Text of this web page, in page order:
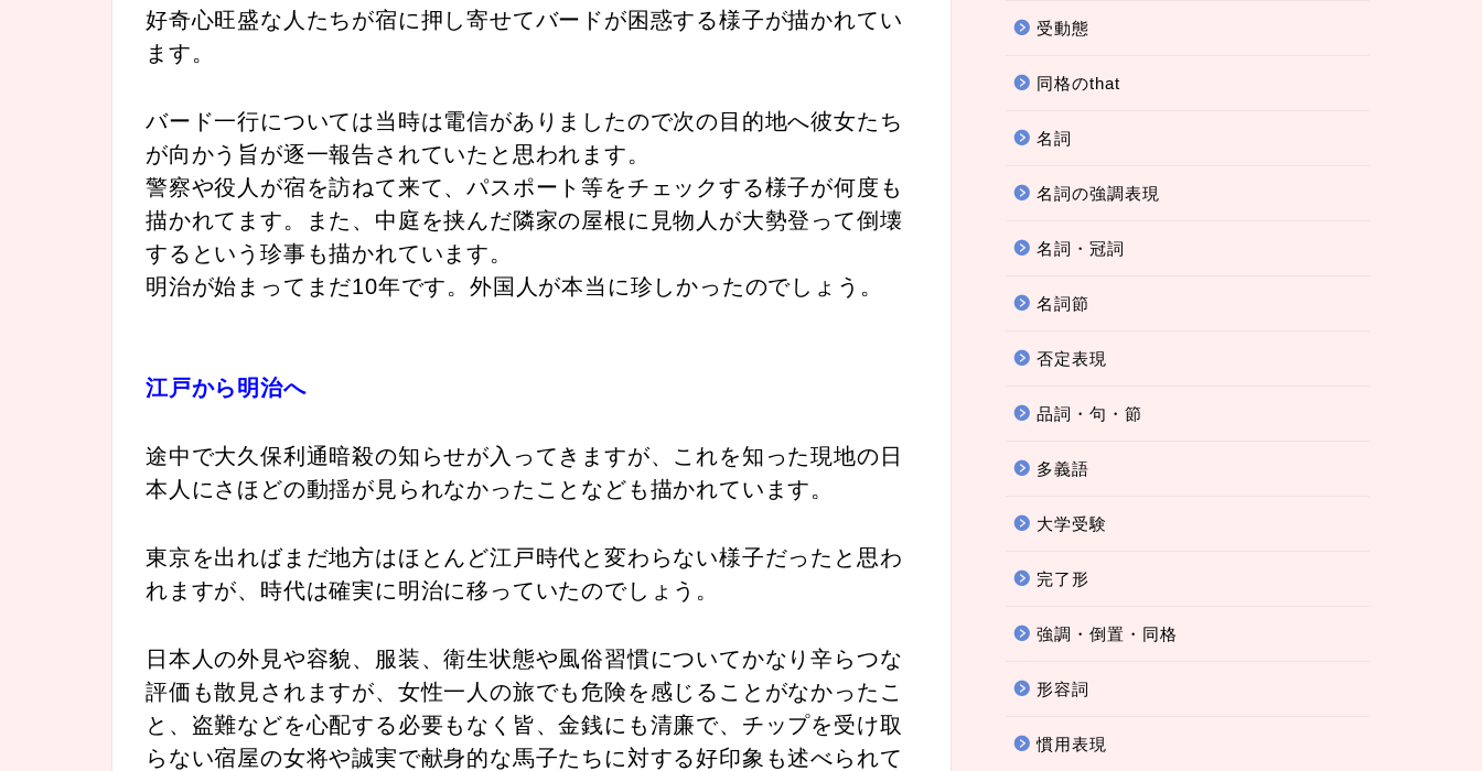
好奇心旺盛な人たちが宿に押し寄せてバードが困惑する様子が描かれてい
ます。
バード一行については当時は電信がありましたので次の目的地へ彼女たち
が向かう旨が逐一報告されていたと思われます。
警察や役人が宿を訪ねて来て、パスポート等をチェックする様子が何度も
描かれてます。また、中庭を挟んだ隣家の屋根に見物人が大勢登って倒壊
するという珍事も描かれています。
明治が始まってまだ10年です。外国人が本当に珍しかったのでしょう。
江戸から明治へ
途中で大久保利通暗殺の知らせが入ってきますが、これを知った現地の日
本人にさほどの動揺が見られなかったことなども描かれています。
東京を出ればまだ地方はほとんど江戸時代と変わらない様子だったと思わ
れますが、時代は確実に明治に移っていたのでしょう。
日本人の外見や容貌、服装、衛生状態や風俗習慣についてかなり辛らつな
評価も散見されますが、女性一人の旅でも危険を感じることがなかったこ
と、盗難などを心配する必要もなく皆、金銭にも清廉で、チップを受け取
らない宿屋の女将や誠実で献身的な馬子たちに対する好印象も述べられて
受動態
同格のthat
名詞
名詞の強調表現
名詞・冠詞
名詞節
否定表現
品詞・句・節
多義語
大学受験
完了形
強調・倒置・同格
形容詞
慣用表現